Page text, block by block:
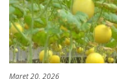
Maret 20, 2026